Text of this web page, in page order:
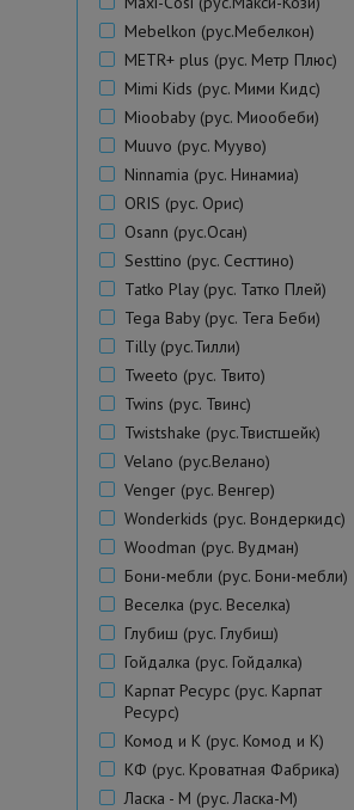
Mebelkon (рус.Мебелкон)
METR+ plus (рус. Метр Плюс)
Mimi Kids (рус. Мими Кидс)
Mioobaby (рус. Миообеби)
Muuvo (рус. Мууво)
Ninnamia (рус. Нинамиа)
ORIS (рус. Орис)
Osann (рус.Осан)
Sesttino (рус. Сесттино)
Tatko Play (рус. Татко Плей)
Tega Baby (рус. Тега Беби)
Tilly (рус.Тилли)
Tweeto (рус. Твито)
Twins (рус. Твинс)
Twistshake (рус.Твистшейк)
Velano (рус.Велано)
Venger (рус. Венгер)
Wonderkids (рус. Вондеркидс)
Woodman (рус. Вудман)
Бони-мебли (рус. Бони-мебли)
Веселка (рус. Веселка)
Глубиш (рус. Глубиш)
Гойдалка (рус. Гойдалка)
Карпат Ресурс (рус. Карпат
Ресурс)
Комод и К (рус. Комод и К)
КФ (рус. Кроватная Фабрика)
Ласка - M (рус. Ласка-М)